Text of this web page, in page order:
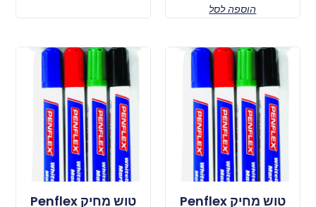
הוספה לסל
טוש מחיק Penflex טוש מחיק Penflex